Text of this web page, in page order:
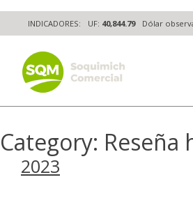
to
content
INDICADORES: UF: 40,844.79 Dólar
The worldwide business formula
Category: Reseña
2023